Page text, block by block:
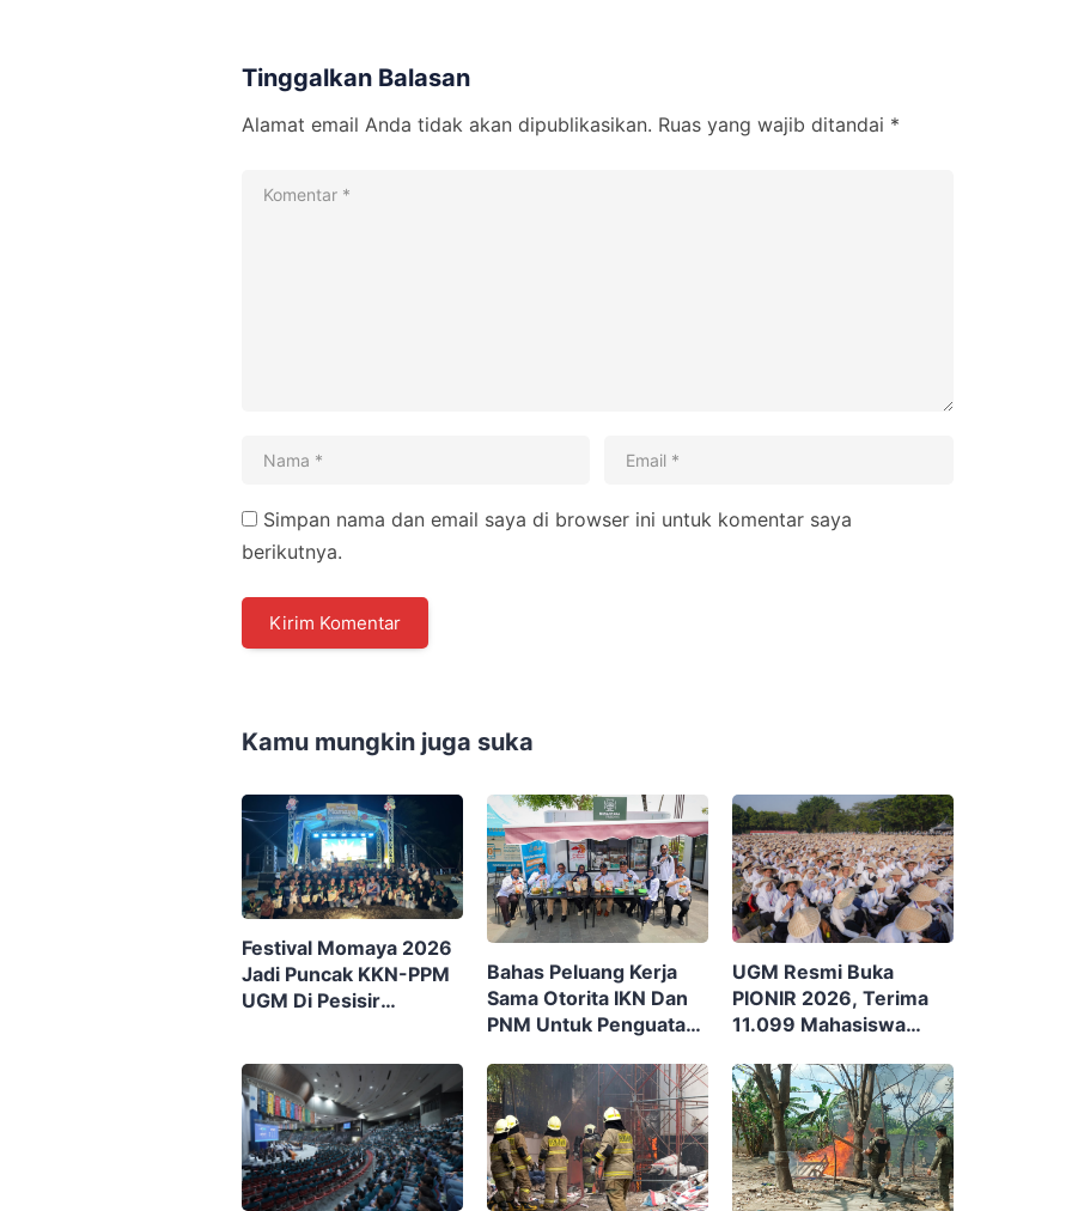
Tinggalkan Balasan
Alamat email Anda tidak akan dipublikasikan. Ruas yang wajib ditandai *
Simpan nama dan email saya di browser ini untuk komentar saya
berikutnya.
Kamu mungkin juga suka
Festival Momaya 2026
Jadi Puncak KKN-PPM
UGM Di Pesisir
Budaya Dan Potensi
Desa
Bahas Peluang Kerja
Sama Otorita IKN Dan
PNM Untuk Penguatan
Nusantara
UGM Resmi Buka
PIONIR 2026, Terima
11.099 Mahasiswa
“Berdikari Membangun
Bangsa”